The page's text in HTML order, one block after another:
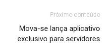
Próximo conteúdo
Mova-se lança aplicativo
exclusivo para servidores